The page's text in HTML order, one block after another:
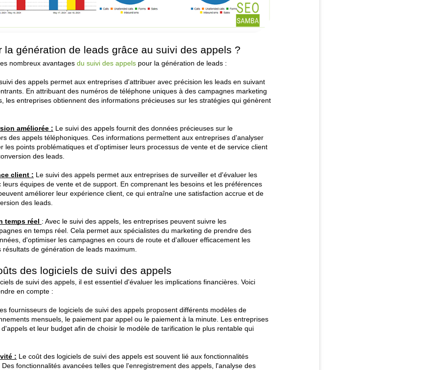
la génération de leads grâce au suivi des appels ?
nombreux avantages du suivi des appelspour la génération de leads :
des appels permet aux entreprises d'attribuer avec précision les leads en suivant
En attribuant des numéros de téléphone uniques à des campagnes marketing
les entreprises obtiennent des informations précieuses sur les stratégies qui génèrent
améliorée : Le suivi des appels fournit des données précieuses sur le
des appels téléphoniques. Ces informations permettent aux entreprises d'analyser
les points problématiques et d'optimiser leurs processus de vente et de service client
des leads.
client : Le suivi des appels permet aux entreprises de surveiller et d'évaluer les
leurs équipes de vente et de support. En comprenant les besoins et les préférences
améliorer leur expérience client, ce qui entraîne une satisfaction accrue et de
des leads.
temps réel : Avec le suivi des appels, les entreprises peuvent suivre les
en temps réel. Cela permet aux spécialistes du marketing de prendre des
d'optimiser les campagnes en cours de route et d'allouer efficacement les
de génération de leads maximum.
des logiciels de suivi des appels
de suivi des appels, il est essentiel d'évaluer les implications financières. Voici
en compte :
fournisseurs de logiciels de suivi des appels proposent différents modèles de
mensuels, le paiement par appel ou le paiement à la minute. Les entreprises
et leur budget afin de choisir le modèle de tarification le plus rentable qui
: Le coût des logiciels de suivi des appels est souvent lié aux fonctionnalités
fonctionnalités avancées telles que l'enregistrement des appels, l'analyse des